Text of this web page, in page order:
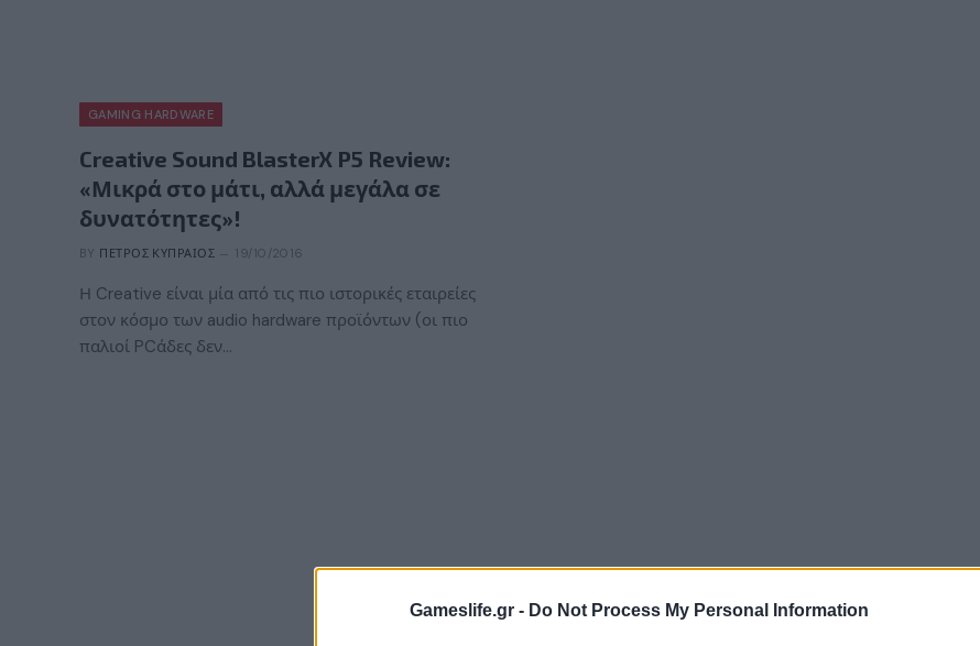
Gameslife.gr - Do Not Process My Personal Information
GAMING HARDWARE
Creative Sound BlasterX P5 Review:
«Μικρά στο μάτι, αλλά μεγάλα σε
δυνατότητες»!
BY ΠΈΤΡΟΣ ΚΥΠΡΑΊΟΣ 19/10/2016
Η Creative είναι μία από τις πιο ιστορικές εταιρείες
στον κόσμο των audio hardware προϊόντων (οι πιο
παλιοί PCάδες δεν…